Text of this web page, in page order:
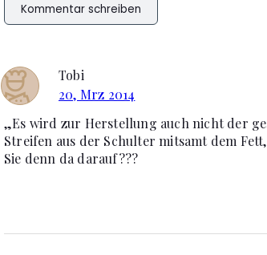
Kommentar schreiben
Tobi
20, Mrz 2014
„Es wird zur Herstellung auch nicht der
Streifen aus der Schulter mitsamt dem
Sie denn da darauf???